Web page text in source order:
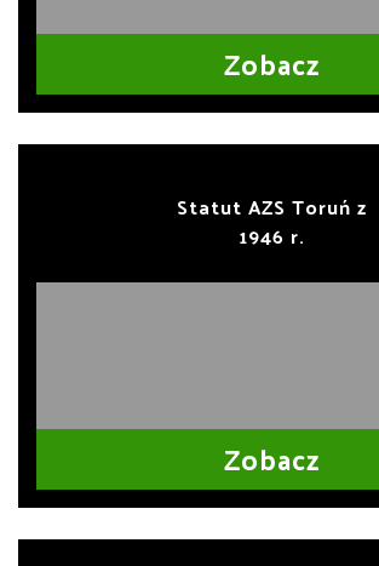
Zobacz
Statut AZS Toruń z
1946 r.
Zobacz